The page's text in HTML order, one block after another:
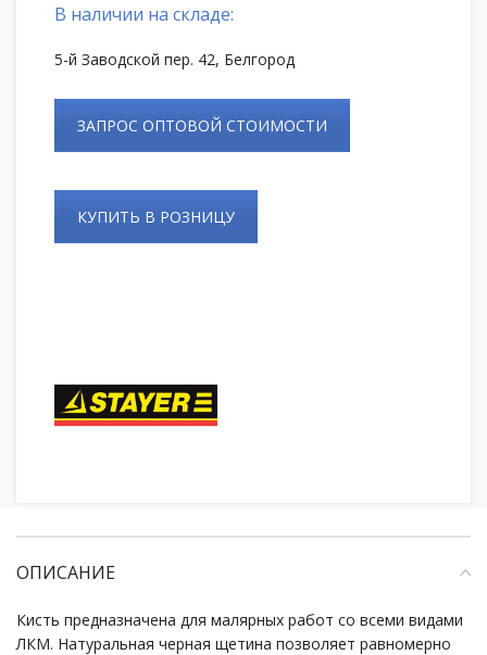
В наличии на складе:
5-й Заводской пер. 42, Белгород
ЗАПРОС ОПТОВОЙ СТОИМОСТИ
КУПИТЬ В РОЗНИЦУ
ОПИСАНИЕ
Кисть предназначена для малярных работ со всеми видами
ЛКМ. Натуральная черная щетина позволяет равномерно